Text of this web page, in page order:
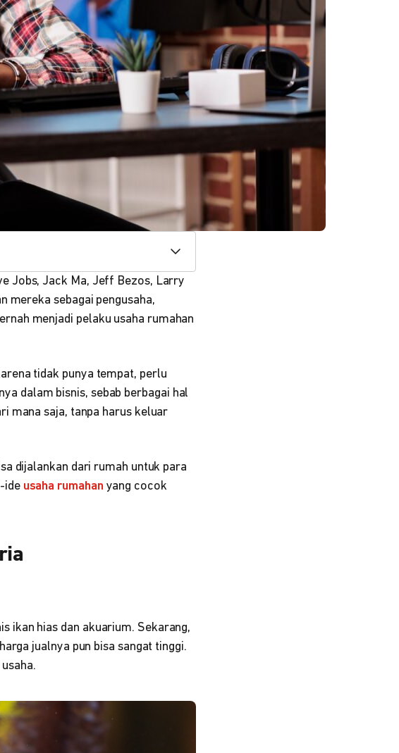
Jobs, Jack Ma, Jeff Bezos, Larry
mereka sebagai pengusaha,
menjadi pelaku usaha rumahan
tidak punya tempat, perlu
dalam bisnis, sebab berbagai hal
mana saja, tanpa harus keluar
dijalankan dari rumah untuk para
ide usaha rumahan yang cocok
ikan hias dan akuarium. Sekarang,
jualnya pun bisa sangat tinggi.